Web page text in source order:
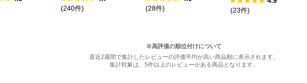
(240件)
(28件)
(23件)
※高評価の順位付けについて
直近2週間で集計したレビューの評価平均が高い商品順に表示されます。
集計対象は、5件以上のレビューがある商品となります。